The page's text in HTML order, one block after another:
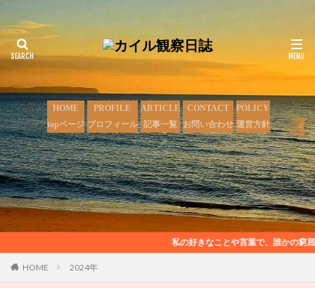
HOME
topページ
PROFILE
プロフィール
ARTICLE
記事一覧
CONTACT
お問い合わせ
POLICY
運営方針
私の好きなことや言葉で、誰かの窮屈さが一
HOME 2024年